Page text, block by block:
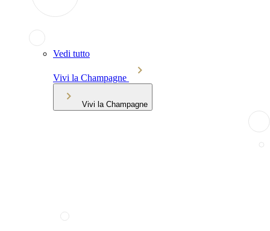
Vedi tutto
Vivi la Champagne
Vivi la Champagne